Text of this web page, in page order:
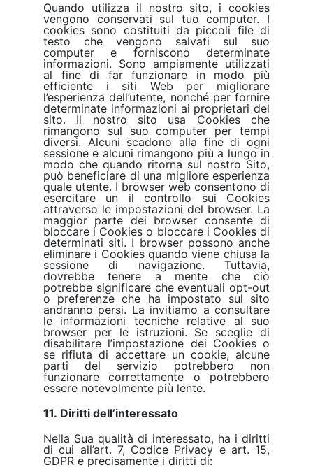
Quando utilizza il nostro sito, i cookies
vengono conservati sul tuo computer. I
cookies sono costituiti da piccoli file di
testo che vengono salvati sul suo
computer e forniscono determinate
informazioni. Sono ampiamente utilizzati
al fine di far funzionare in modo più
efficiente i siti Web per migliorare
l’esperienza dell’utente, nonché per fornire
determinate informazioni ai proprietari del
sito. Il nostro sito usa Cookies che
rimangono sul suo computer per tempi
diversi. Alcuni scadono alla fine di ogni
sessione e alcuni rimangono più a lungo in
modo che quando ritorna sul nostro Sito,
può beneficiare di una migliore esperienza
quale utente. I browser web consentono di
esercitare un il controllo sui Cookies
attraverso le impostazioni del browser. La
maggior parte dei browser consente di
bloccare i Cookies o bloccare i Cookies di
determinati siti. I browser possono anche
eliminare i Cookies quando viene chiusa la
sessione di navigazione. Tuttavia,
dovrebbe tenere a mente che ciò
potrebbe significare che eventuali opt-out
o preferenze che ha impostato sul sito
andranno persi. La invitiamo a consultare
le informazioni tecniche relative al suo
browser per le istruzioni. Se sceglie di
disabilitare l’impostazione dei Cookies o
se rifiuta di accettare un cookie, alcune
parti del servizio potrebbero non
funzionare correttamente o potrebbero
essere notevolmente più lente.
11. Diritti dell’interessato
Nella Sua qualità di interessato, ha i diritti
di cui all’art. 7, Codice Privacy e art. 15,
GDPR e precisamente i diritti di: